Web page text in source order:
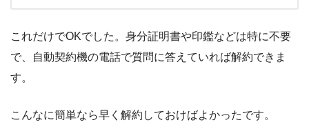
これだけでOKでした。身分証明書や印鑑などは特に不要
で、自動契約機の電話で質問に答えていれば解約できま
す。
こんなに簡単なら早く解約しておけばよかったです。